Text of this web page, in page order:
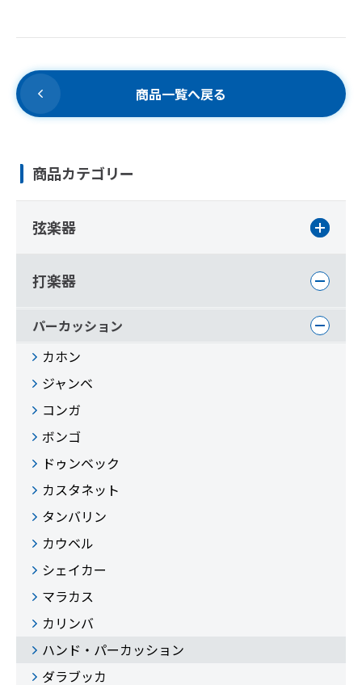
商品一覧へ戻る
商品カテゴリー
弦楽器
打楽器
パーカッション
カホン
ジャンベ
コンガ
ボンゴ
ドゥンベック
カスタネット
タンバリン
カウベル
シェイカー
マラカス
カリンバ
ハンド・パーカッション
ダラブッカ